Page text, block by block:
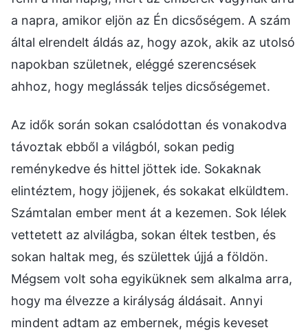
a napra, amikor eljön az Én dicsőségem. A szám
által elrendelt áldás az, hogy azok, akik az utolsó
napokban születnek, eléggé szerencsések
ahhoz, hogy meglássák teljes dicsőségemet.
Az idők során sokan csalódottan és vonakodva
távoztak ebből a világból, sokan pedig
reménykedve és hittel jöttek ide. Sokaknak
elintéztem, hogy jöjjenek, és sokakat elküldtem.
Számtalan ember ment át a kezemen. Sok lélek
vettetett az alvilágba, sokan éltek testben, és
sokan haltak meg, és születtek újjá a földön.
Mégsem volt soha egyiküknek sem alkalma arra,
hogy ma élvezze a királyság áldásait. Annyi
mindent adtam az embernek, mégis keveset